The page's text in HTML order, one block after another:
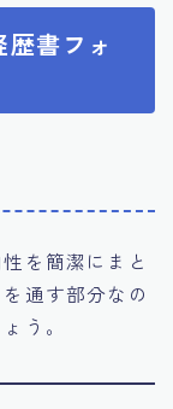
書フォ
を簡潔にまと
通す部分なの
う。